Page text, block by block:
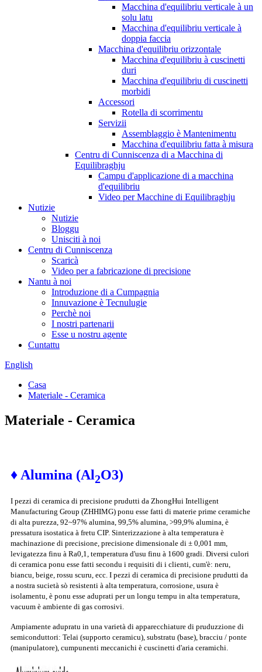
Macchina d'equilibriu verticale à un
solu latu
Macchina d'equilibriu verticale à
doppia faccia
Macchina d'equilibriu orizzontale
Macchina d'equilibriu à cuscinetti
duri
Macchina d'equilibriu di cuscinetti
morbidi
Accessori
Rotella di scorrimentu
Servizii
Assemblaggio è Mantenimentu
Macchina d'equilibriu fatta à misura
Centru di Cunniscenza di a Macchina di
Equilibraghju
Campu d'applicazione di a macchina
d'equilibriu
Video per Macchine di Equilibraghju
Nutizie
Nutizie
Bloggu
Unisciti à noi
Centru di Cunniscenza
Scaricà
Video per a fabricazione di precisione
Nantu à noi
Introduzione di a Cumpagnia
Innuvazione è Tecnulugie
Perchè noi
I nostri partenarii
Esse u nostru agente
Cuntattu
English
Casa
Materiale - Ceramica
Materiale - Ceramica
♦ Alumina (Al2O3)
I pezzi di ceramica di precisione prudutti da ZhongHui Intelligent
Manufacturing Group (ZHHIMG) ponu esse fatti di materie prime ceramiche
di alta purezza, 92~97% alumina, 99,5% alumina, >99,9% alumina, è
pressatura isostatica à fretu CIP. Sinterizzazione à alta temperatura è
machinazione di precisione, precisione dimensionale di ± 0,001 mm,
levigatezza finu à Ra0,1, temperatura d'usu finu à 1600 gradi. Diversi culori
di ceramica ponu esse fatti secondu i requisiti di i clienti, cum'è: neru,
biancu, beige, rossu scuru, ecc. I pezzi di ceramica di precisione prudutti da
a nostra sucietà sò resistenti à alta temperatura, corrosione, usura è
isolamentu, è ponu esse aduprati per un longu tempu in alta temperatura,
vacuum è ambiente di gas corrosivi.
Ampiamente adupratu in una varietà di apparecchiature di pruduzzione di
semiconduttori: Telai (supporto ceramicu), substratu (base), bracciu / ponte
(manipulatore), cumpunenti meccanichi è cuscinetti d'aria ceramichi.